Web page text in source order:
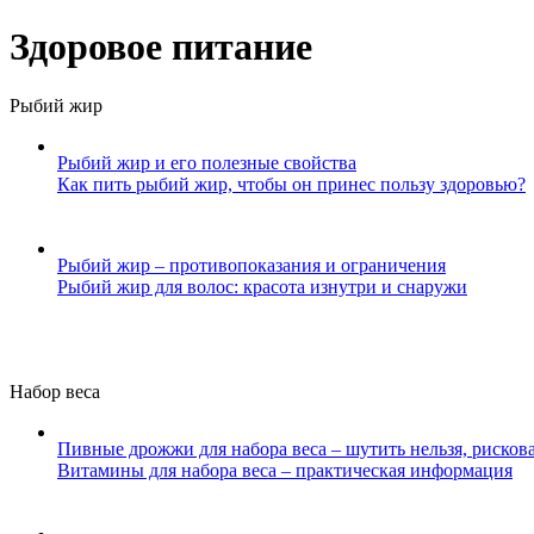
Здоровое питание
Рыбий жир
Рыбий жир и его полезные свойства
Как пить рыбий жир, чтобы он принес пользу здоровью?
Рыбий жир – противопоказания и ограничения
Рыбий жир для волос: красота изнутри и снаружи
Набор веса
Пивные дрожжи для набора веса – шутить нельзя,
Витамины для набора веса – практическая информация